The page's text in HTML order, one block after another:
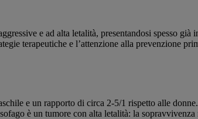
e ad alta letalità, presentandosi spesso già
terapeutiche e l’attenzione alla prevenzione
e un rapporto di circa 2-5/1 rispetto alle
è un tumore con alta letalità: la